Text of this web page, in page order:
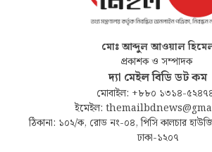
মোঃ আব্দুল আওয়াল
প্রকাশক ও সম্পাদক
দ্যা মেইল বিডি ডট কম
মোবাইল: +৮৮০ ১৩১৪-
ইমেইল:
ঠিকানা: ১০২/ক, রোড নং-০৪, পিসি কালচার
ঢাকা-১২০৭